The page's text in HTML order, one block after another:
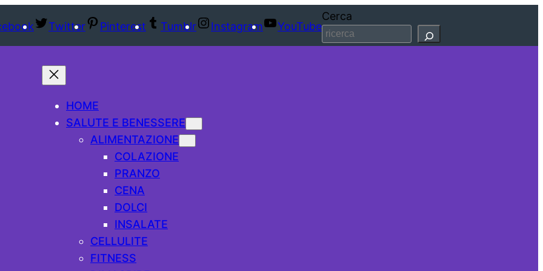
Twitter Pinterest Tumblr Instagram YouTube
Cerca
HOME
SALUTE E BENESSERE
ALIMENTAZIONE
COLAZIONE
PRANZO
CENA
DOLCI
INSALATE
CELLULITE
FITNESS